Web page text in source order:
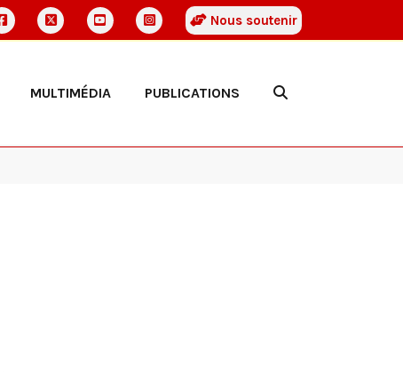
Nous soutenir
MULTIMÉDIA PUBLICATIONS